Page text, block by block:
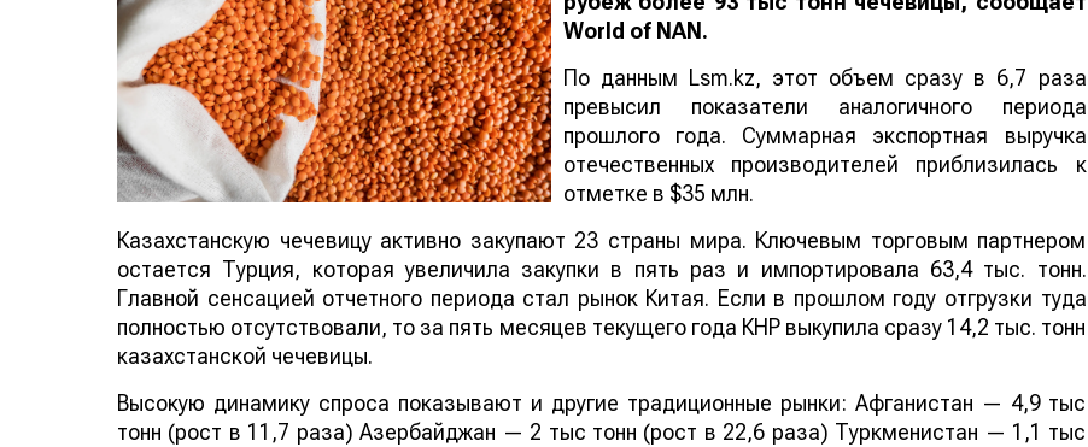
World of NAN .
По данным Lsm.kz, этот объем сразу в 6,7 раза
превысил показатели аналогичного периода
прошлого года. Суммарная экспортная выручка
отечественных производителей приблизилась к
отметке в $35 млн.
Казахстанскую чечевицу активно закупают 23 страны мира. Ключевым торговым партнером
остается Турция, которая увеличила закупки в пять раз и импортировала 63,4 тыс. тонн.
Главной сенсацией отчетного периода стал рынок Китая. Если в прошлом году отгрузки туда
полностью отсутствовали, то за пять месяцев текущего года КНР выкупила сразу 14,2 тыс. тонн
казахстанской чечевицы.
Высокую динамику спроса показывают и другие традиционные рынки: Афганистан — 4,9 тыс
тонн (рост в 11,7 раза) Азербайджан — 2 тыс тонн (рост в 22,6 раза) Туркменистан — 1,1 тыс